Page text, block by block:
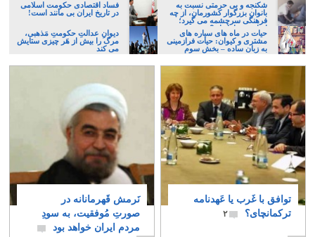
شکنجه و بی حرمتی نسبت به
بانوان بزرگوار کشورمان، از چه
فرهنگی سرچشمه می گیرد؛
ایرانی، و یا تازیان؟
فساد اقتصادی حکومت اسلامی
در تاریخ ایران بی مانند است!
حیات در ماه های سیاره های
مشتری و کیوان: حیات فرازمینی
به زبان ساده – بخش سوم
دیوانِ عدالتِ حکومتِ مَذهبی،
مرگ را بیش از هَر چیزی ستایش
می کند
توافق با غَرب یا عَهدنامه
ترکمانچای؟
۲
نَرمش قَهرمانانه در
صورتِ مُوفقیت، به سودِ
مردم ایران خواهد بود